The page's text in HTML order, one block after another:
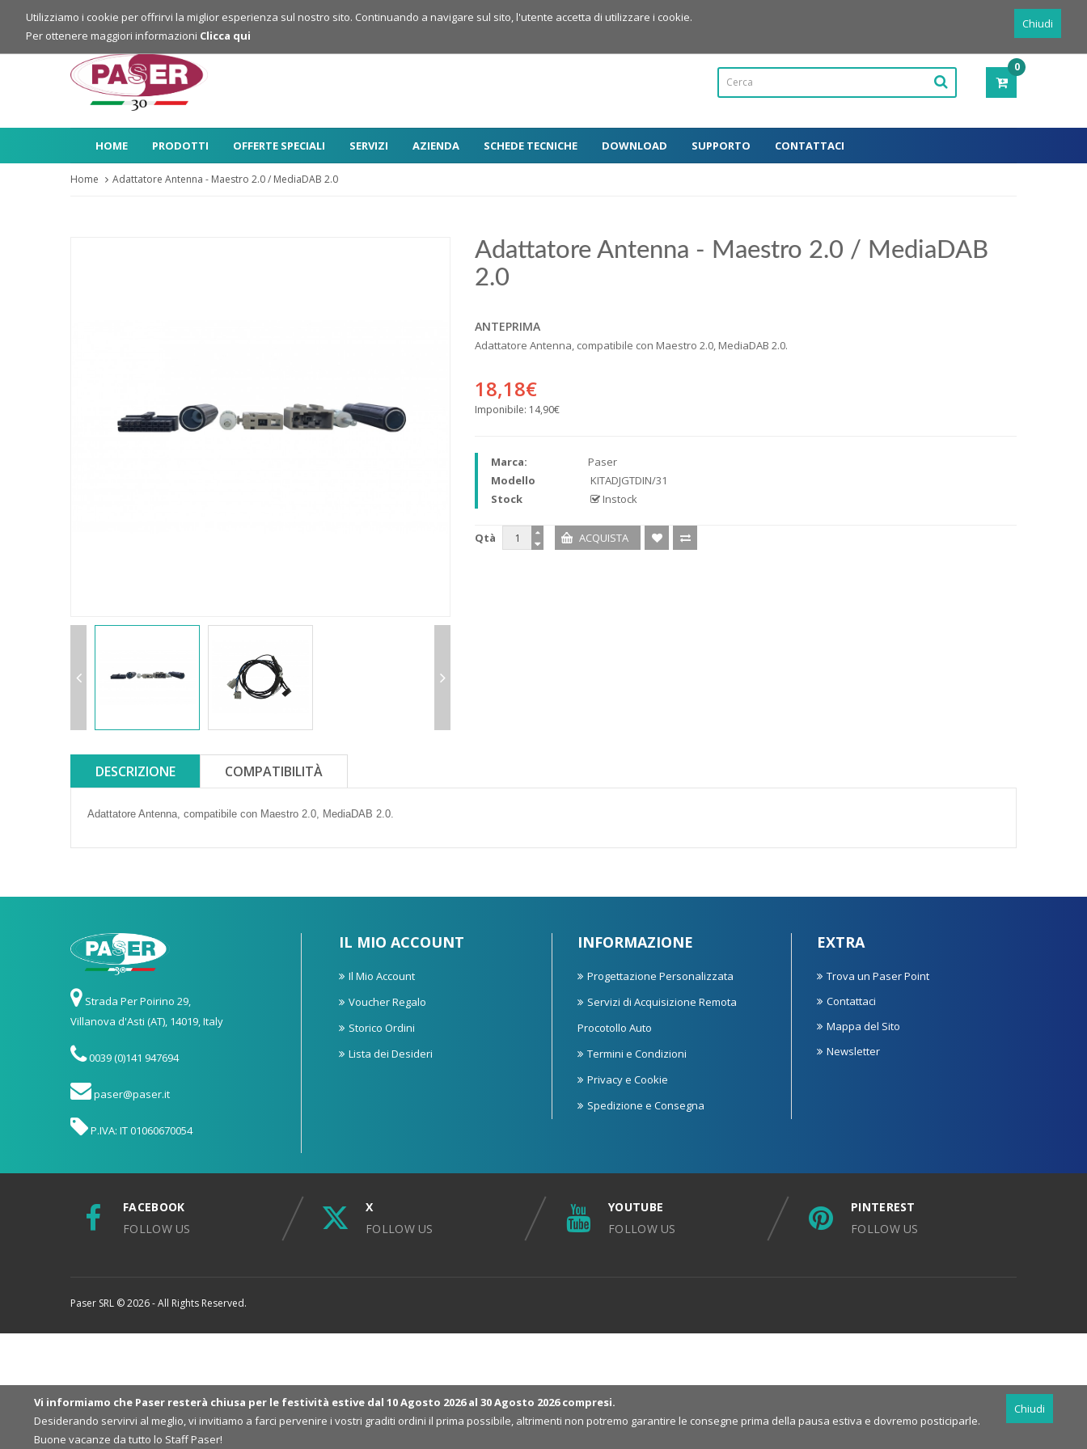
Login Registrazione
0
-
HOME PRODOTTI OFFERTE SPECIALI SERVIZI AZIENDA SCHEDE TECNICHE DOWNLOAD SUPPORTO CONTATTACI
Home Adattatore Antenna - Maestro 2.0 / MediaDAB 2.0
Adattatore Antenna - Maestro 2.0 / MediaDAB
2.0
ANTEPRIMA
Adattatore Antenna, compatibile con Maestro 2.0, MediaDAB 2.0.
18,18€
Imponibile: 14,90€
Marca:
Paser
Modello
KITADJGTDIN/31
Stock
Instock
Qtà
DESCRIZIONE COMPATIBILITÀ
Adattatore Antenna, compatibile con Maestro 2.0, MediaDAB 2.0.
Strada Per Poirino 29,
Villanova d'Asti (AT), 14019, Italy
0039 (0)141 947694
paser@paser.it
P.IVA: IT 01060670054
IL MIO ACCOUNT
Il Mio Account
Voucher Regalo
Storico Ordini
Lista dei Desideri
INFORMAZIONE
Progettazione Personalizzata
Servizi di Acquisizione Remota
Procotollo Auto
Termini e Condizioni
Privacy e Cookie
Spedizione e Consegna
EXTRA
Trova un Paser Point
Contattaci
Mappa del Sito
Newsletter
FACEBOOK
FOLLOW US
X
FOLLOW US
YOUTUBE
FOLLOW US
PINTEREST
FOLLOW US
Paser SRL © 2026 - All Rights Reserved.
Chiudi
Utilizziamo i cookie per offrirvi la miglior esperienza sul nostro sito. Continuando a navigare sul sito, l'utente accetta di utilizzare i cookie.
Per ottenere maggiori informazioni Clicca qui
Chiudi
Vi informiamo che Paser resterà chiusa per le festività estive dal 10 Agosto 2026 al 30 Agosto 2026 compresi.
Desiderando servirvi al meglio, vi invitiamo a farci pervenire i vostri graditi ordini il prima possibile, altrimenti non potremo garantire le consegne prima della pausa estiva e dovremo posticiparle.
Buone vacanze da tutto lo Staff Paser!